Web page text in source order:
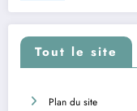
Tout le site
Plan du site